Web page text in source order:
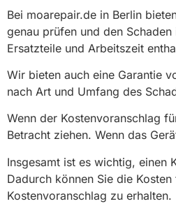
Bei moarepair.de in Berlin
genau prüfen und den
Ersatzteile und Arbeitszeit
Wir bieten auch eine Garantie
nach Art und Umfang des
Wenn der Kostenvoranschlag
Betracht ziehen. Wenn das
Insgesamt ist es wichtig, einen
Dadurch können Sie die
Kostenvoranschlag zu erhalten.